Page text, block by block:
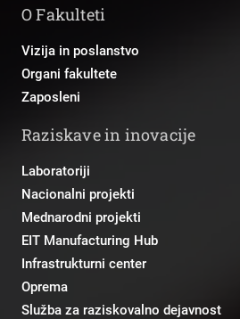
O Fakulteti
Vizija in poslanstvo
Organi fakultete
Zaposleni
Raziskave in inovacije
Laboratoriji
Nacionalni projekti
Mednarodni projekti
EIT Manufacturing Hub
Infrastrukturni center
Oprema
Služba za raziskovalno dejavnost